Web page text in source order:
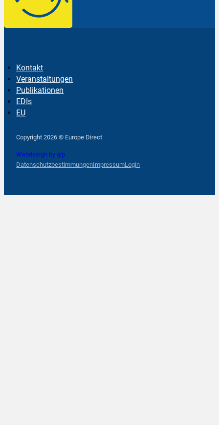
Kontakt
Veranstaltungen
Publikationen
EDIs
EU
Copyright 2026 © Europe Direct
Webdesign by qlp
DatenschutzbestimmungenImpressumLogin